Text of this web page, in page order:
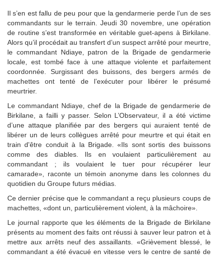
Il s’en est fallu de peu pour que la gendarmerie perde l’un de ses
commandants sur le terrain. Jeudi 30 novembre, une opération
de routine s’est transformée en véritable guet-apens à Birkilane.
Alors qu’il procédait au transfert d’un suspect arrêté pour meurtre,
le commandant Ndiaye, patron de la Brigade de gendarmerie
locale, est tombé face à une attaque violente et parfaitement
coordonnée. Surgissant des buissons, des bergers armés de
machettes ont tenté de l’exécuter pour libérer le présumé
meurtrier.
Le commandant Ndiaye, chef de la Brigade de gendarmerie de
Birkilane, a failli y passer. Selon L’Observateur, il a été victime
d’une attaque planifiée par des bergers qui auraient tenté de
libérer un de leurs collègues arrêté pour meurtre et qui était en
train d'être conduit à la Brigade. «Ils sont sortis des buissons
comme des diables. Ils en voulaient particulièrement au
commandant ; ils voulaient le tuer pour récupérer leur
camarade», raconte un témoin anonyme dans les colonnes du
quotidien du Groupe futurs médias.
Ce dernier précise que le commandant a reçu plusieurs coups de
machettes, «dont un, particulièrement violent, à la mâchoire».
Le journal rapporte que les éléments de la Brigade de Birkilane
présents au moment des faits ont réussi à sauver leur patron et à
mettre aux arrêts neuf des assaillants. «Grièvement blessé, le
commandant a été évacué en vitesse vers le centre de santé de